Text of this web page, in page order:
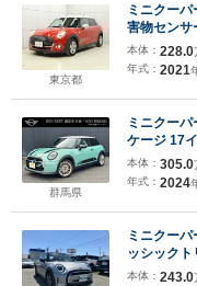
東京都
ミニクー
害物セン
正アルミ
本体： 228.0
年式： 2021
群馬県
ミニクー
ケージ 17
ハーマンカ
本体： 305.0
年式： 2024
ミニクー
ッシック
レコーダ
本体： 243.0